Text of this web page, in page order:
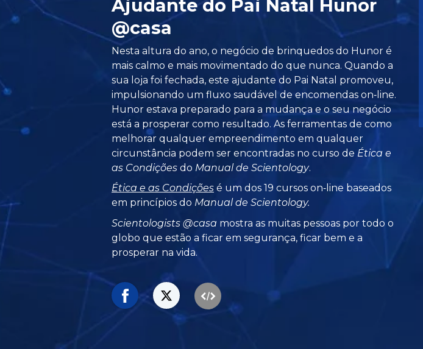
Ajudante do Pai Natal Hunor
@casa
Nesta altura do ano, o negócio de brinquedos do Hunor é
mais calmo e mais movimentado do que nunca. Quando a
sua loja foi fechada, este ajudante do Pai Natal promoveu,
impulsionando um fluxo saudável de encomendas on‑line.
Hunor estava preparado para a mudança e o seu negócio
está a prosperar como resultado. As ferramentas de como
melhorar qualquer empreendimento em qualquer
circunstância podem ser encontradas no curso de Ética e
as Condições do Manual de Scientology.
Ética e as Condições é um dos 19 cursos on‑line baseados
em princípios do Manual de Scientology.
Scientologists @casa mostra as muitas pessoas por todo o
globo que estão a ficar em segurança, ficar bem e a
prosperar na vida.